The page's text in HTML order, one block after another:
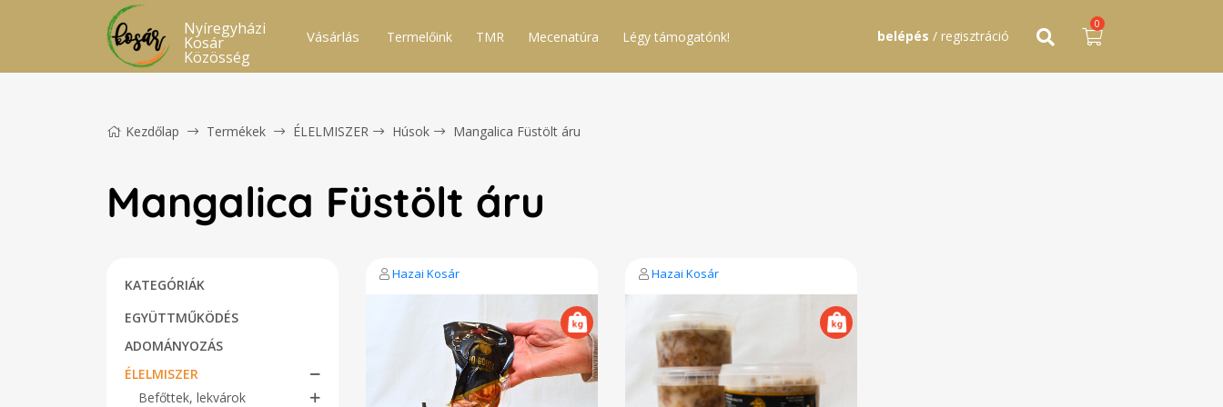
Nyíregyházi
Kosár
Közösség
Vásárlás Termelőink TMR Mecenatúra Légy támogatónk! belépés / regisztráció
0
Kezdőlap Termékek ÉLELMISZER Húsok Mangalica Füstölt áru
Mangalica Füstölt áru
KATEGÓRIÁK
EGYÜTTMŰKÖDÉS
ADOMÁNYOZÁS
ÉLELMISZER
Befőttek, lekvárok
Hazai Kosár Hazai Kosár